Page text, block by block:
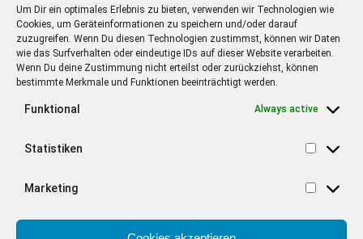
Um Dir ein optimales Erlebnis zu bieten, verwenden wir Technologien wie
Cookies, um Geräteinformationen zu speichern und/oder darauf
zuzugreifen. Wenn Du diesen Technologien zustimmst, können wir Daten
wie das Surfverhalten oder eindeutige IDs auf dieser Website verarbeiten.
Wenn Du deine Zustimmung nicht erteilst oder zurückziehst, können
bestimmte Merkmale und Funktionen beeinträchtigt werden.
Funktional Always active
Statistiken
Marketing
EMPFOHLEN
STARS 4 years ago
Barbara Schöneberger Moderatorin
von “Verstehen Sie Spaß?”